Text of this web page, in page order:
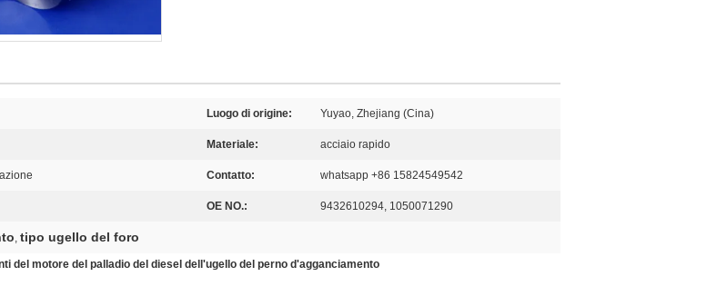
Luogo di origine: Yuyao, Zhejiang (Cina)
Materiale: acciaio rapido
Contatto: whatsapp +86 15824549542
OE NO.: 9432610294, 1050071290
, tipo ugello del foro
del motore del palladio del diesel dell'ugello del perno d'agganciamento